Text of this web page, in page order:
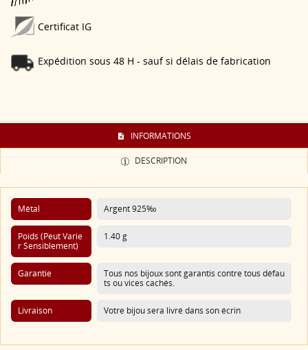
Certificat IG
Expédition sous 48 H - sauf si délais de fabrication
INFORMATIONS
DESCRIPTION
Métal Argent 925‰
Poids (Peut Varie
R Sensiblement)
1.40 g
Garantie
Tous nos bijoux sont garantis contre tous défau
ts ou vices cachés.
Livraison Votre bijou sera livré dans son écrin